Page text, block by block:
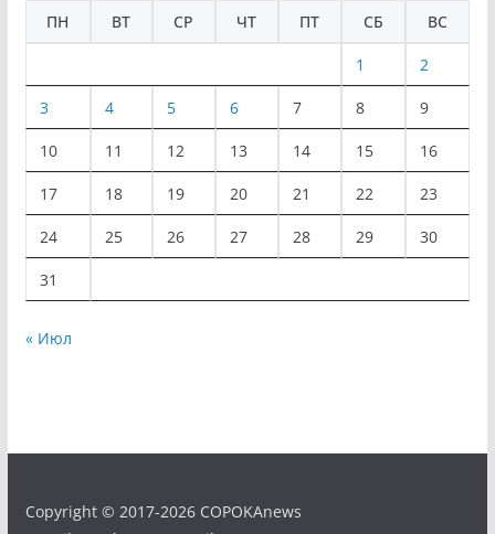
ПН
ВТ СР ЧТ ПТ СБ ВС
1 2
3 4 5 6 7 8 9
10 11 12 13 14 15 16
17 18 19 20 21 22 23
24 25 26 27 28 29 30
31
« Июл
Copyright © 2017-2026 COPOKAnews